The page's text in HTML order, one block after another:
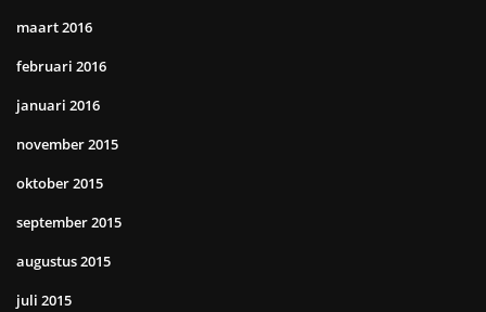
maart 2016
februari 2016
januari 2016
november 2015
oktober 2015
september 2015
augustus 2015
juli 2015